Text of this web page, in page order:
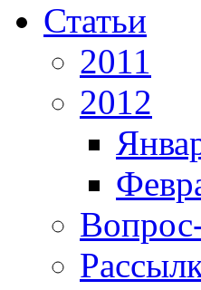
Статьи
2011
2012